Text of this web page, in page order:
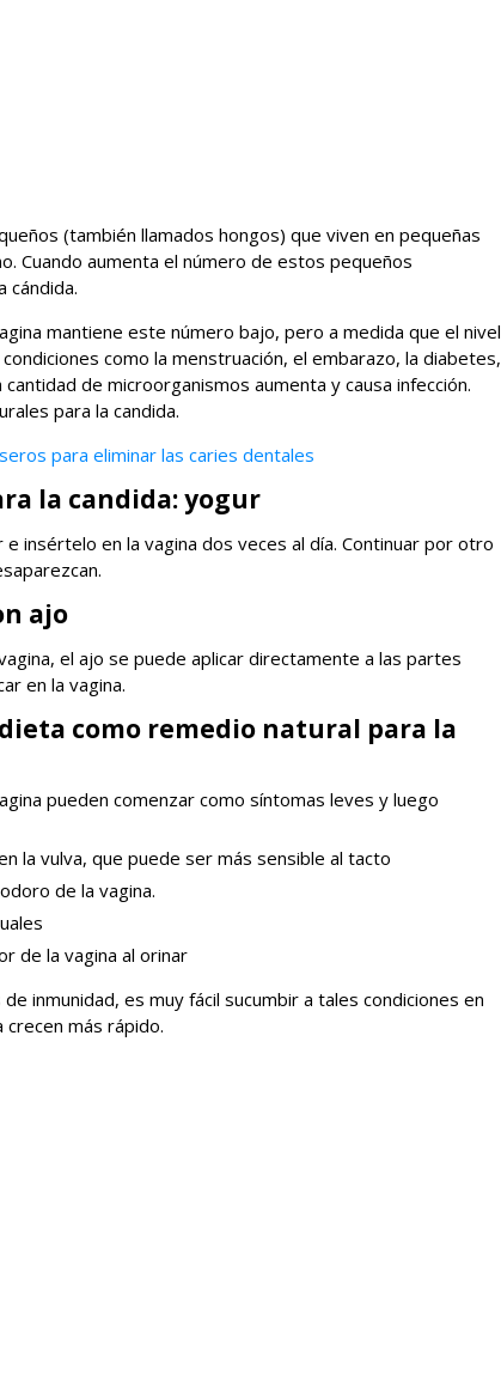
(también llamados hongos) que viven en pequeñas
Cuando aumenta el número de estos pequeños
cándida.
mantiene este número bajo, pero a medida que el nivel
como la menstruación, el embarazo, la diabetes,
de microorganismos aumenta y causa infección.
para la candida.
para eliminar las caries dentales
la candida: yogur
insértelo en la vagina dos veces al día. Continuar por otro
ajo
el ajo se puede aplicar directamente a las partes
en la vagina.
como remedio natural para la
pueden comenzar como síntomas leves y luego
la vulva, que puede ser más sensible al tacto
de la vagina.
de la vagina al orinar
inmunidad, es muy fácil sucumbir a tales condiciones en
crecen más rápido.